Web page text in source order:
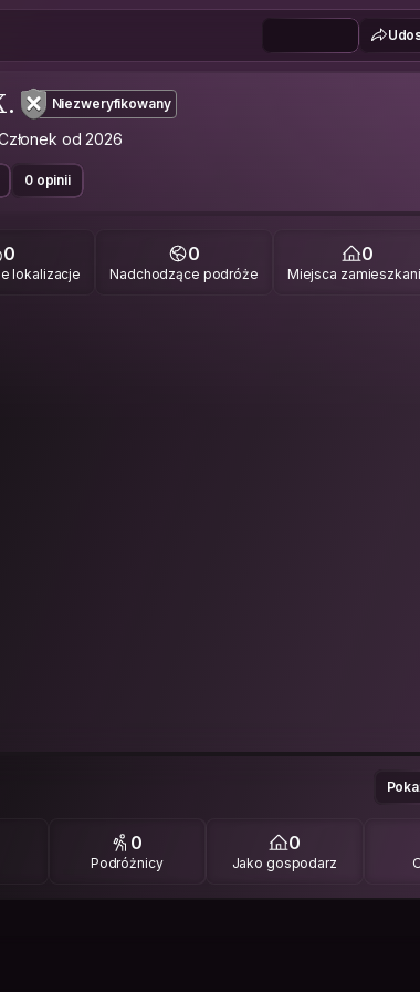
Niezweryfikowany
od 2026
0 opinii
0
lokalizacje
0
Nadchodzące podróże
0
Miejsca
0
Podróżnicy
0
Jako gospodarz